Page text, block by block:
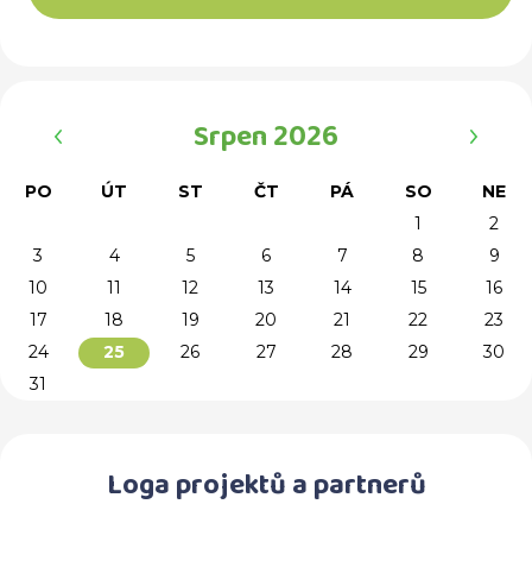
Srpen 2026
PO ÚT ST ČT PÁ SO
NE
1
2
3
4 5 6 7 8
9
10
11 12 13 14 15
16
17
18 19 20 21 22
23
24
25 26 27 28 29
30
31
Loga projektů a partnerů